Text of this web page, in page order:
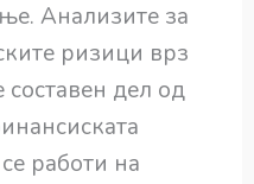
Анализите за
ризици врз
составен дел од
работи на